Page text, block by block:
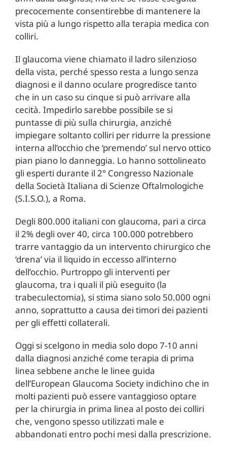
precocemente consentirebbe di mantenere la
vista più a lungo rispetto alla terapia medica con
colliri.
Il glaucoma viene chiamato il ladro silenzioso
della vista, perché spesso resta a lungo senza
diagnosi e il danno oculare progredisce tanto
che in un caso su cinque si può arrivare alla
cecità. Impedirlo sarebbe possibile se si
puntasse di più sulla chirurgia, anziché
impiegare soltanto colliri per ridurre la pressione
interna all’occhio che ‘premendo’ sul nervo ottico
pian piano lo danneggia. Lo hanno sottolineato
gli esperti durante il 2° Congresso Nazionale
della Società Italiana di Scienze Oftalmologiche
(S.I.S.O.), a Roma.
Degli 800.000 italiani con glaucoma, pari a circa
il 2% degli over 40, circa 100.000 potrebbero
trarre vantaggio da un intervento chirurgico che
‘drena’ via il liquido in eccesso all’interno
dell’occhio. Purtroppo gli interventi per
glaucoma, tra i quali il più eseguito (la
trabeculectomia), si stima siano solo 50.000 ogni
anno, soprattutto a causa dei timori dei pazienti
per gli effetti collaterali.
Oggi si scelgono in media solo dopo 7-10 anni
dalla diagnosi anziché come terapia di prima
linea sebbene anche le linee guida
dell’European Glaucoma Society indichino che in
molti pazienti può essere vantaggioso optare
per la chirurgia in prima linea al posto dei colliri
che, vengono spesso utilizzati male e
abbandonati entro pochi mesi dalla prescrizione.